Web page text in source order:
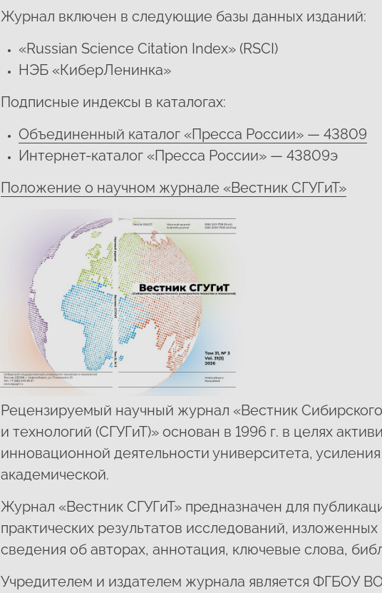
Журнал включен в следующие базы данных изданий:
«Russian Science Citation Index» (RSCI)
НЭБ «КиберЛенинка»
Подписные индексы в каталогах:
Объединенный каталог «Пресса России» — 43809
Интернет-каталог «Пресса России» — 43809э
Положение о научном журнале «Вестник СГУГиТ»
Рецензируемый научный журнал «Вестник
и технологий (СГУГиТ)» основан в 1996 г. в целях
инновационной деятельности университета,
академической.
Журнал «Вестник СГУГиТ» предназначен для
практических результатов исследований,
сведения об авторах, аннотация, ключевые слова,
Учредителем и издателем журнала является ФГБОУ